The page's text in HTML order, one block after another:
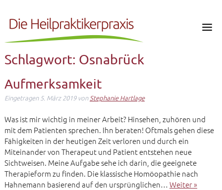
Schlagwort: Osnabrück
Aufmerksamkeit
Eingetragen5. März 2019 vonStephanie Hartlage
Was ist mir wichtig in meiner Arbeit? Hinsehen, zuhören und
mit dem Patienten sprechen. Ihn beraten! Oftmals gehen diese
Fähigkeiten in der heutigen Zeit verloren und durch ein
Miteinander von Therapeut und Patient entstehen neue
Sichtweisen. Meine Aufgabe sehe ich darin, die geeignete
Therapieform zu finden. Die klassische Homöopathie nach
Hahnemann basierend auf den ursprünglichen…Weiter »